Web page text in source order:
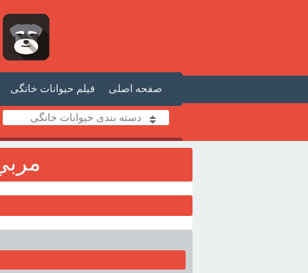
فیلم حیوانات خانگی صفحه اصلی
دسته بندی حیوانات خانگی